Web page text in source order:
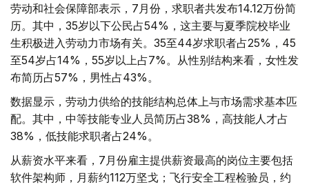
劳动和社会保障部表示，7月份，求职者共发布14.12万份简
历。其中，35岁以下公民占54%，这主要与夏季院校毕业
生积极进入劳动力市场有关。35至44岁求职者占25%，45
至54岁占14%，55岁以上占7%。从性别结构来看，女性发
布简历占57%，男性占43%。
数据显示，劳动力供给的技能结构总体上与市场需求基本匹
配。其中，中等技能专业人员简历占38%，高技能人才占
38%，低技能求职者占24%。
从薪资水平来看，7月份雇主提供薪资最高的岗位主要包括
软件架构师，月薪约112万坚戈；飞行安全工程检验员，约